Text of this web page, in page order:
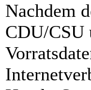
Nachdem
CDU/CSU